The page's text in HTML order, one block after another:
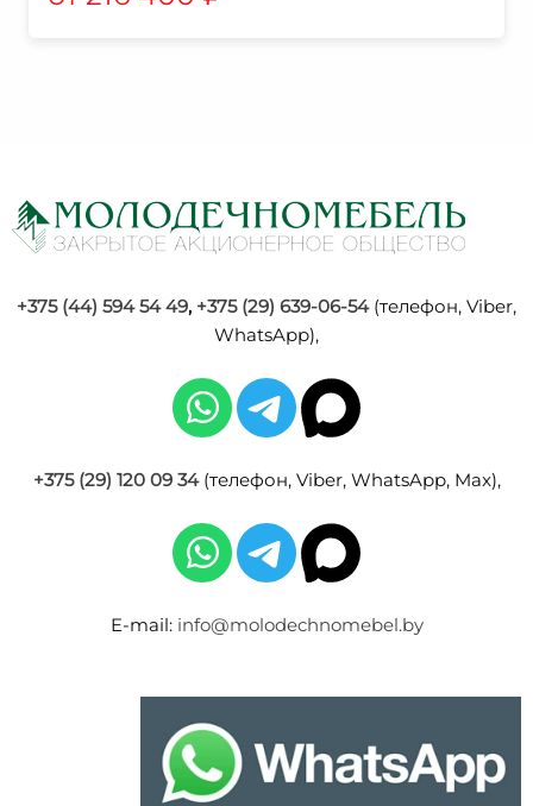
+375 (44) 594 54 49, +375 (29) 639-06-54(телефон, Viber,
WhatsApp),
+375 (29) 120 09 34(телефон, Viber, WhatsApp, Max),
E-mail: info@molodechnomebel.by